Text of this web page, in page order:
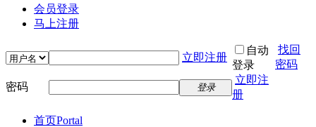
会员登录
马上注册
立即注册
自动
登录
找回
密码
密码
登录
立即注
册
首页Portal